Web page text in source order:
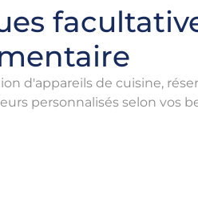
d'appareils de cuisine,
personnalisés selon vos